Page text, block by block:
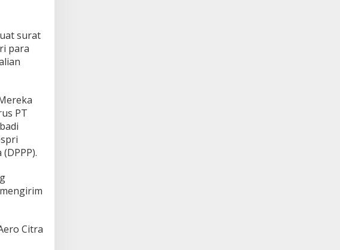
surat
para
PT
Citra